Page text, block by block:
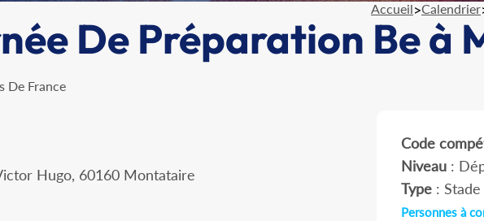
Accueil>Calendrier
De Préparation Be à
De France
Hugo, 60160 Montataire
Code
Niveau:
Type: Stade
Personnes à